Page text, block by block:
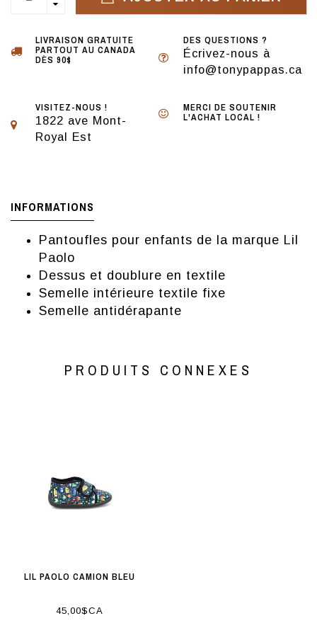
LIVRAISON GRATUITE
PARTOUT AU CANADA
DÈS 90$
DES QUESTIONS ?
Écrivez-nous à
info@tonypappas.ca
VISITEZ-NOUS !
1822 ave Mont-
Royal Est
MERCI DE SOUTENIR
L'ACHAT LOCAL !
INFORMATIONS
Pantoufles pour enfants de la marque Lil
Paolo
Dessus et doublure en textile
Semelle intérieure textile fixe
Semelle antidérapante
PRODUITS CONNEXES
LIL PAOLO CAMION BLEU
45,00$CA